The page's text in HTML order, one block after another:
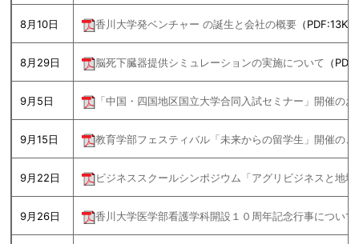
8月10日 香川大学発ベンチャー の誕生と会社の概要 （PDF:13KB
8月29日 脳死下臓器提供シミュレーションの実施について （
9月5日 「中国・四国地区国立大学合同入試セミナー」開催の
9月15日 教育学部フェスティバル「未来からの留学生」開催のご
9月22日 ビジネススクールシンポジウム「アグリビジネスと地
9月26日 香川大学医学部看護学科開設１０周年記念行事について